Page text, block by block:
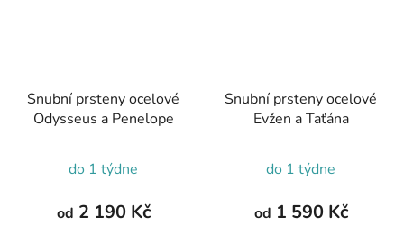
Snubní prsteny ocelové
Odysseus a Penelope
do 1 týdne
od 2 190 Kč
Snubní prsteny ocelové
Evžen a Taťána
do 1 týdne
od 1 590 Kč